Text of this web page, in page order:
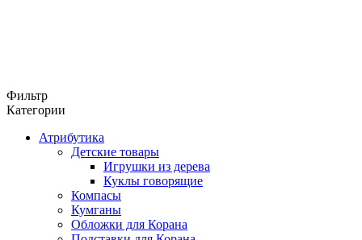
Фильтр
Категории
Атрибутика
Детские товары
Игрушки из дерева
Куклы говорящие
Компасы
Кумганы
Обложки для Корана